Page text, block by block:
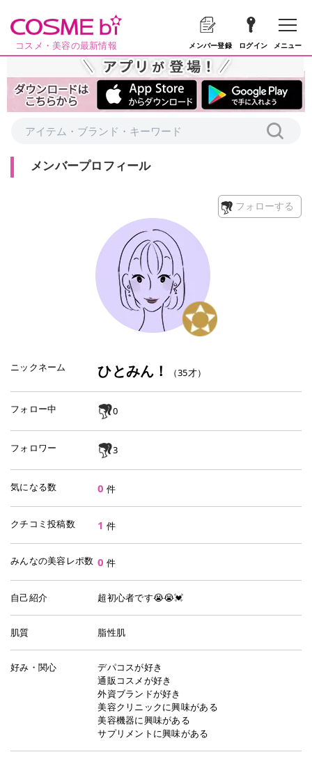
コスメ・美容の最新情報 メンバー登録 ログイン メニュー
メンバープロフィール
フォローする
ニックネーム ひとみん！ （35才）
フォロー中 0
フォロワー 3
気になる数 0 件
クチコミ投稿数 1 件
みんなの美容レポ数 0 件
自己紹介 超初心者です😭😭💓
肌質 脂性肌
好み・関心
デパコスが好き
通販コスメが好き
外資ブランドが好き
美容クリニックに興味がある
美容機器に興味がある
サプリメントに興味がある